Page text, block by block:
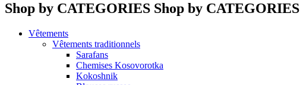
Shop by CATEGORIES Shop by CATEGORIES
Vêtements
Vêtements traditionnels
Sarafans
Chemises Kosovorotka
Kokoshnik